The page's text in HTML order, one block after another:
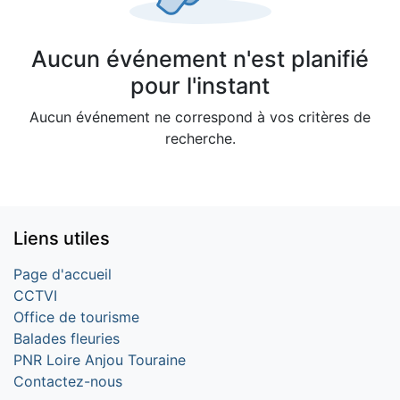
Aucun événement n'est planifié
pour l'instant
Aucun événement ne correspond à vos critères de
recherche.
Liens utiles
Page d'accueil
CCTVI
Office de tourisme
Balades fleuries
PNR Loire Anjou Touraine
Contactez-nous